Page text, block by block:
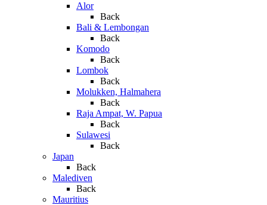
Alor
Back
Bali & Lembongan
Back
Komodo
Back
Lombok
Back
Molukken, Halmahera
Back
Raja Ampat, W. Papua
Back
Sulawesi
Back
Japan
Back
Malediven
Back
Mauritius